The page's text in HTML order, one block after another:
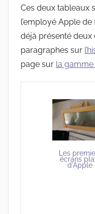
Ces deux tableaux
l’employé Apple
déjà présenté deux
paragraphes sur
page sur la gamme
Les
écrans
d'Apple